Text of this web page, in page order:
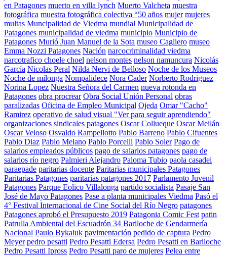
en Patagones muerto en villa lynch Muerto Valcheta muestra
fotográfica muestra fotográfica colectiva “50 años mujer mujeres
multas Muncipalidad de Viedma mundial Municipalidad de
Patagones municipalidad de viedma municipio Municipio de
Patagones Murió Juan Manuel de la Sota museo Cagliero museo
Emma Nozzi Patagones Nación narcocriminalidad viedma
narcotrafico choele choel nelson montes nelson namuncura Nicolás
García Nicolas Peral Nilda Nervi de Belloso Noche de los Museos
Noche de milonga Nompalidece Nora Cader Norberto Rodriguez
Norina Lopez Nuestra Señora del Carmen nueva rotonda en
Patagones obra procrear Obra Social Unión Personal obras
paralizadas Oficina de Empleo Municipal Ojeda Omar "Cacho"
Ramirez operativo de salud visual "Ver para seguir aprendiendo"
organizaciones sindicales patagones Oscar Collueque Oscar Meilán
Oscar Veloso Osvaldo Rampellotto Pablo Barreno Pablo Cifuentes
Pablo Diaz Pablo Melano Pablo Porcelli Pablo Soler Pago de
salarios empleados públicos pago de salarios patagones pago de
salarios río negro Palmieri Alejandro Paloma Tubio paola casadei
paraepade paritarias docente Paritarias municipales Patagones
Paritarias Patagones paritarias patagones 2017 Parlamento Juvenil
Patagones Parque Eolico Villalonga partido socialista Pasaje San
José de Mayo Patagones Pase a planta municipales Viedma Pasó el
4° Festival Internacional de Cine Social del Río Negro patagones
Patagones aprobó el Presupuesto 2019 Patagonia Comic Fest patin
Patrulla Ambiental del Escuadrón 34 Bariloche de Gendarmería
Nacional Paulo Bykaluk pavimentación pedido de captura Pedro
Meyer pedro pesatti Pedro Pesatti Edersa Pedro Pesatti en Bariloche
Pedro Pesatti Ipross Pedro Pesatti paro de mujeres Pelea entre